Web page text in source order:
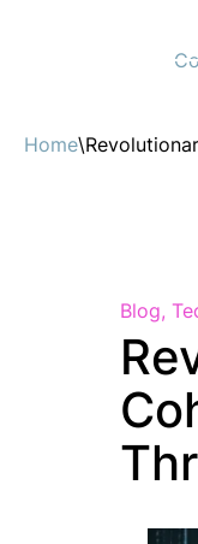
Home\
Blog,